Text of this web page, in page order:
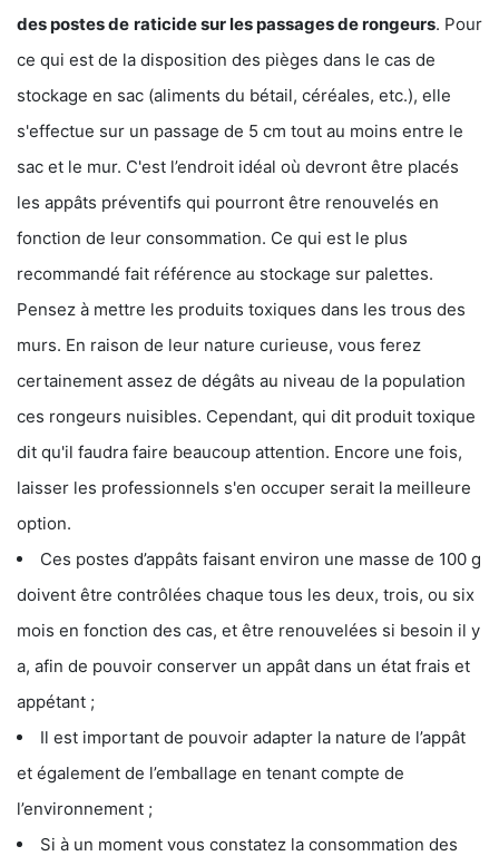
des postes de raticide sur les passages de rongeurs. Pour
ce qui est de la disposition des pièges dans le cas de
stockage en sac (aliments du bétail, céréales, etc.), elle
s'effectue sur un passage de 5 cm tout au moins entre le
sac et le mur. C'est l’endroit idéal où devront être placés
les appâts préventifs qui pourront être renouvelés en
fonction de leur consommation. Ce qui est le plus
recommandé fait référence au stockage sur palettes.
Pensez à mettre les produits toxiques dans les trous des
murs. En raison de leur nature curieuse, vous ferez
certainement assez de dégâts au niveau de la population
ces rongeurs nuisibles. Cependant, qui dit produit toxique
dit qu'il faudra faire beaucoup attention. Encore une fois,
laisser les professionnels s'en occuper serait la meilleure
option.
Ces postes d’appâts faisant environ une masse de 100 g
doivent être contrôlées chaque tous les deux, trois, ou six
mois en fonction des cas, et être renouvelées si besoin il y
a, afin de pouvoir conserver un appât dans un état frais et
appétant ;
Il est important de pouvoir adapter la nature de l’appât
et également de l’emballage en tenant compte de
l’environnement ;
Si à un moment vous constatez la consommation des